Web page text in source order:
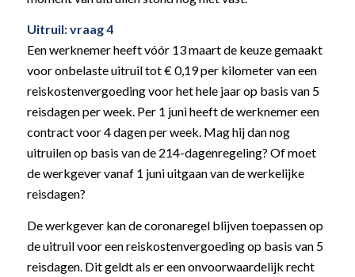
Uitruil: vraag 4
Een werknemer heeft vóór 13 maart de keuze gemaakt
voor onbelaste uitruil tot € 0,19 per kilometer van een
reiskostenvergoeding voor het hele jaar op basis van 5
reisdagen per week. Per 1 juni heeft de werknemer een
contract voor 4 dagen per week. Mag hij dan nog
uitruilen op basis van de 214-dagenregeling? Of moet
de werkgever vanaf 1 juni uitgaan van de werkelijke
reisdagen?
De werkgever kan de coronaregel blijven toepassen op
de uitruil voor een reiskostenvergoeding op basis van 5
reisdagen. Dit geldt als er een onvoorwaardelijk recht